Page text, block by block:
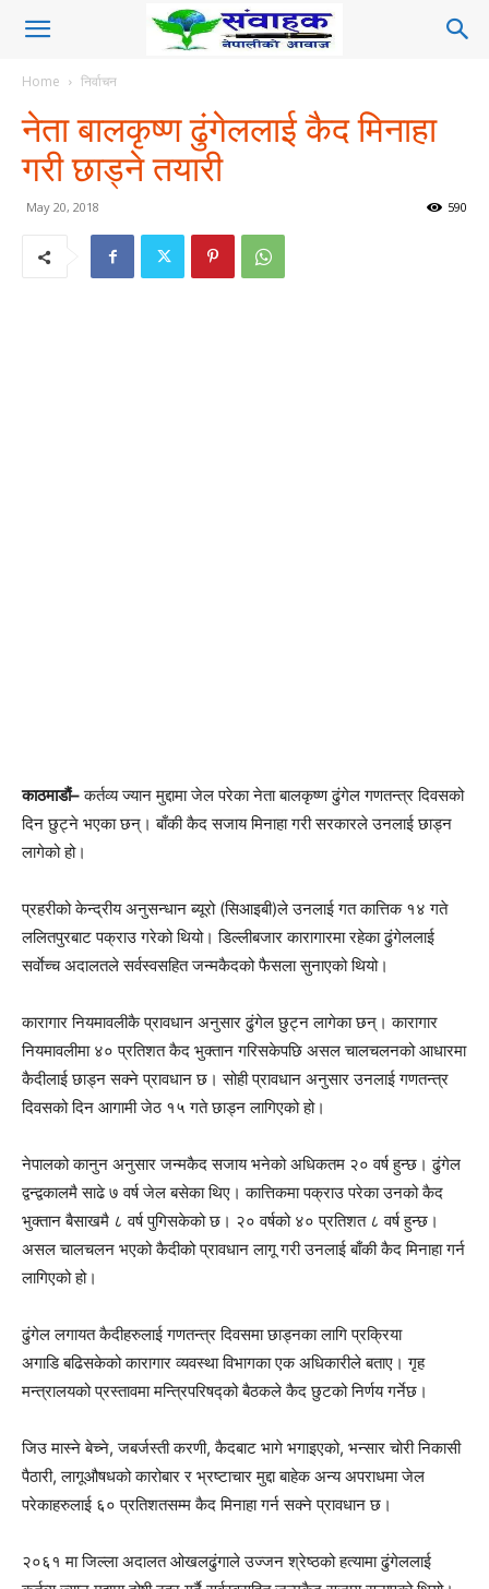
Home निर्वाचन
नेता बालकृष्ण ढुंगेललाई कैद मिनाहा
गरी छाड्ने तयारी
May 20, 2018 590
काठमाडौं–कर्तव्य ज्यान मुद्दामा जेल परेका नेता बालकृष्ण ढुंगेल गणतन्त्र दिवसको
दिन छुट्ने भएका छन्। बाँकी कैद सजाय मिनाहा गरी सरकारले उनलाई छाड्न
लागेको हो।
प्रहरीको केन्द्रीय अनुसन्धान ब्यूरो (सिआइबी)ले उनलाई गत कात्तिक १४ गते
ललितपुरबाट पक्राउ गरेको थियो। डिल्लीबजार कारागारमा रहेका ढुंगेललाई
सर्वाेच्च अदालतले सर्वस्वसहित जन्मकैदको फैसला सुनाएको थियो।
कारागार नियमावलीकै प्रावधान अनुसार ढुंगेल छुट्न लागेका छन्। कारागार
नियमावलीमा ४० प्रतिशत कैद भुक्तान गरिसकेपछि असल चालचलनको आधारमा
कैदीलाई छाड्न सक्ने प्रावधान छ। सोही प्रावधान अनुसार उनलाई गणतन्त्र
दिवसको दिन आगामी जेठ १५ गते छाड्न लागिएको हो।
नेपालको कानुन अनुसार जन्मकैद सजाय भनेको अधिकतम २० वर्ष हुन्छ। ढुंगेल
द्वन्द्वकालमै साढे ७ वर्ष जेल बसेका थिए। कात्तिकमा पक्राउ परेका उनको कैद
भुक्तान बैसाखमै ८ वर्ष पुगिसकेको छ। २० वर्षको ४० प्रतिशत ८ वर्ष हुन्छ।
असल चालचलन भएको कैदीको प्रावधान लागू गरी उनलाई बाँकी कैद मिनाहा गर्न
लागिएको हो।
ढुंगेल लगायत कैदीहरुलाई गणतन्त्र दिवसमा छाड्नका लागि प्रक्रिया
अगाडि बढिसकेको कारागार व्यवस्था विभागका एक अधिकारीले बताए। गृह
मन्त्रालयको प्रस्तावमा मन्त्रिपरिषद्को बैठकले कैद छुटको निर्णय गर्नेछ।
जिउ मास्ने बेच्ने, जबर्जस्ती करणी, कैदबाट भागे भगाइएको, भन्सार चोरी निकासी
पैठारी, लागूऔषधको कारोबार र भ्रष्टाचार मुद्दा बाहेक अन्य अपराधमा जेल
परेकाहरुलाई ६० प्रतिशतसम्म कैद मिनाहा गर्न सक्ने प्रावधान छ।
२०६१ मा जिल्ला अदालत ओखलढुंगाले उज्जन श्रेष्ठको हत्यामा ढुंगेललाई